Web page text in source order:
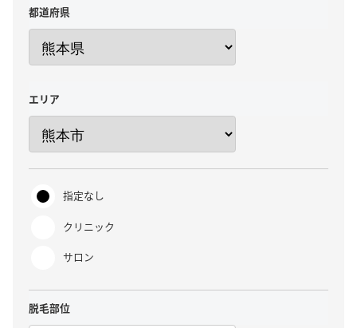
都道府県
エリア
指定なし
クリニック
サロン
脱毛部位